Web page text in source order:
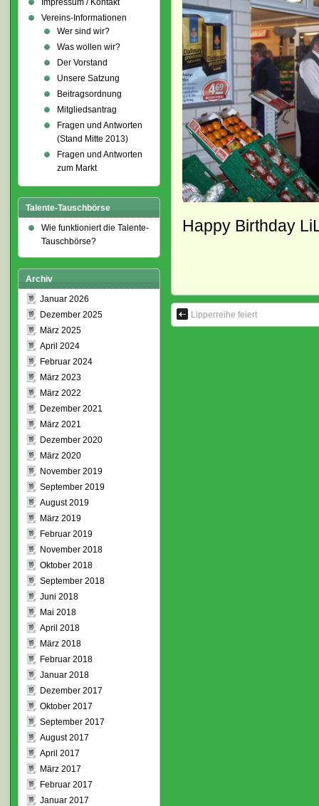
Happy Birthday
Lipperreihe feiert
Impressum / Kontakt
Vereins-Informationen
Wer sind wir?
Was wollen wir?
Der Vorstand
Unsere Satzung
Beitragsordnung
Mitgliedsantrag
Fragen und Antworten
(Stand Mitte 2013)
Fragen und Antworten
zum Markt
Talente-Tauschbörse
Wie funktioniert die Talente-
Tauschbörse?
Archiv
Januar 2026
Dezember 2025
März 2025
April 2024
Februar 2024
März 2023
März 2022
Dezember 2021
März 2021
Dezember 2020
März 2020
November 2019
September 2019
August 2019
März 2019
Februar 2019
November 2018
Oktober 2018
September 2018
Juni 2018
Mai 2018
April 2018
März 2018
Februar 2018
Januar 2018
Dezember 2017
Oktober 2017
September 2017
August 2017
April 2017
März 2017
Februar 2017
Januar 2017